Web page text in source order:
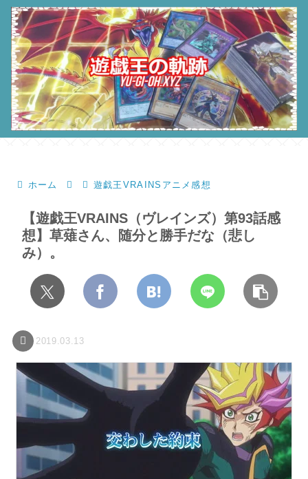
ホーム 遊戯王VRAINSアニメ感想
【遊戯王VRAINS（ヴレインズ）第93話感
想】草薙さん、随分と勝手だな（悲し
み）。
2019.03.13